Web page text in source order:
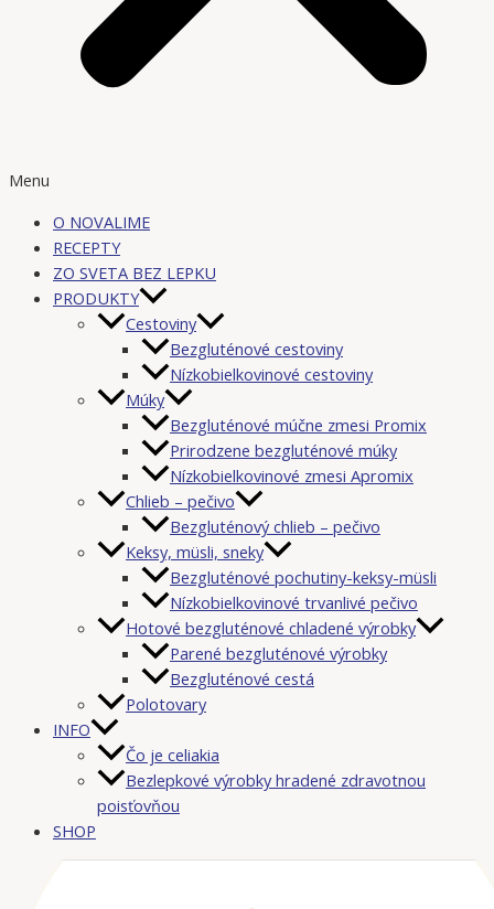
Menu
O NOVALIME
RECEPTY
ZO SVETA BEZ LEPKU
PRODUKTY
Cestoviny
Bezgluténové cestoviny
Nízkobielkovinové cestoviny
Múky
Bezgluténové múčne zmesi Promix
Prirodzene bezgluténové múky
Nízkobielkovinové zmesi Apromix
Chlieb – pečivo
Bezgluténový chlieb – pečivo
Keksy, müsli, sneky
Bezgluténové pochutiny-keksy-müsli
Nízkobielkovinové trvanlivé pečivo
Hotové bezgluténové chladené výrobky
Parené bezgluténové výrobky
Bezgluténové cestá
Polotovary
INFO
Čo je celiakia
Bezlepkové výrobky hradené zdravotnou
poisťovňou
SHOP